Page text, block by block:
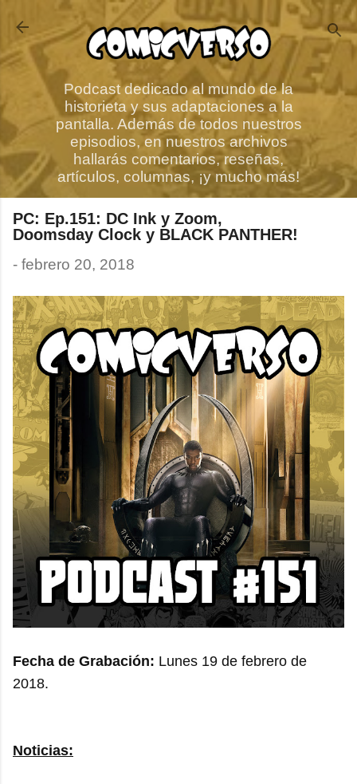
Ir al contenido principal
Podcast dedicado al mundo de la
historieta y sus adaptaciones a la
pantalla. Además de todos nuestros
episodios, en nuestros archivos
hallarás comentarios, reseñas,
artículos, columnas, ¡y mucho más!
PC: Ep.151: DC Ink y Zoom,
Doomsday Clock y BLACK PANTHER!
- febrero 20, 2018
Fecha de Grabación: Lunes 19 de febrero de
2018.
Noticias: